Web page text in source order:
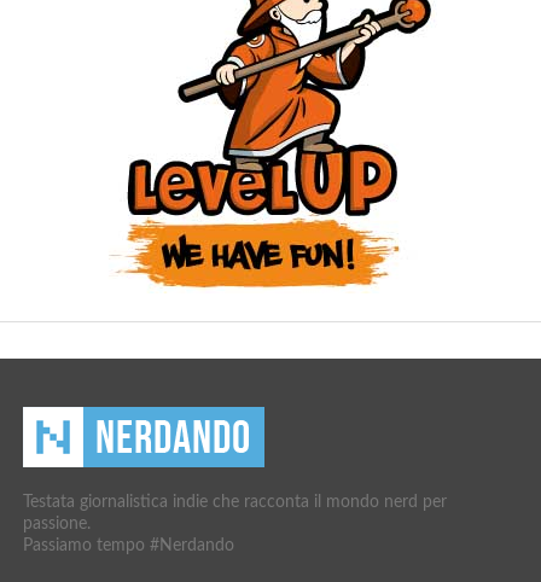
Testata giornalistica indie che racconta il mondo nerd per
passione.
Passiamo tempo #Nerdando